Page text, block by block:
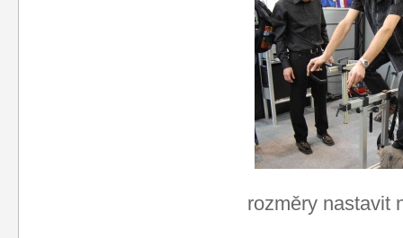
rozměry nastavit